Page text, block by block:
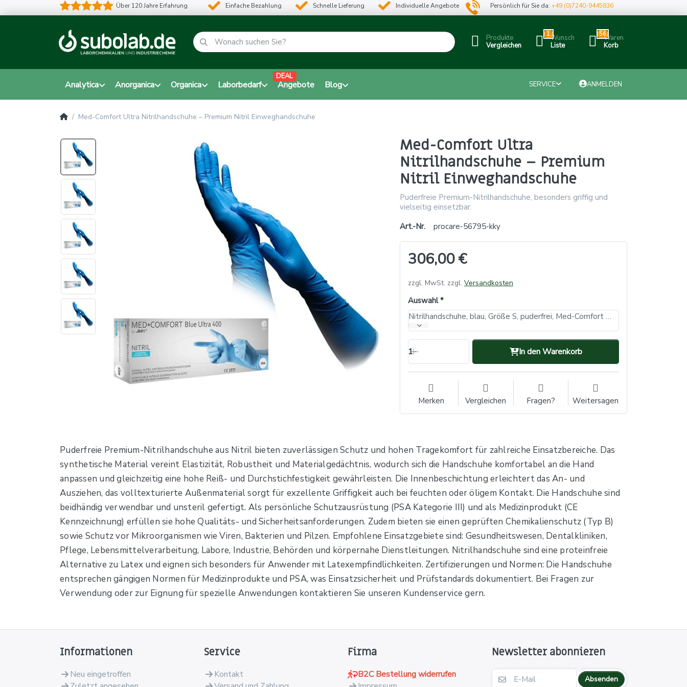
Über 120 Jahre Erfahrung Einfache Bezahlung Schnelle Lieferung Individuelle Angebote Persönlich für Sie da:+49 (0)7240-9445836
Produkte
Vergleichen
1Wunsch
Liste
56Waren
Korb
Analytica Anorganica Organica Laborbedarf Angebote
DEAL
Blog SERVICE ANMELDEN
Med-Comfort Ultra Nitrilhandschuhe – Premium Nitril Einweghandschuhe
Med-Comfort Ultra
Nitrilhandschuhe – Premium
Nitril Einweghandschuhe
Puderfreie Premium-Nitrilhandschuhe, besonders griffig und
vielseitig einsetzbar.
Art.-Nr.
procare-56795-kky
306,00 €
zzgl. MwSt. zzgl. Versandkosten
Auswahl
Nitrilhandschuhe, blau, Größe S, puderfrei, Med-Comfort Ultra 400 (VE: 20, Inhalt: 50 Stück)
1 In den Warenkorb
Merken Vergleichen Fragen? Weitersagen
Puderfreie Premium-Nitrilhandschuhe aus Nitril bieten zuverlässigen Schutz und hohen Tragekomfort für zahlreiche Einsatzbereiche. Das
synthetische Material vereint Elastizität, Robustheit und Materialgedächtnis, wodurch sich die Handschuhe komfortabel an die Hand
anpassen und gleichzeitig eine hohe Reiß- und Durchstichfestigkeit gewährleisten. Die Innenbeschichtung erleichtert das An- und
Ausziehen, das volltexturierte Außenmaterial sorgt für exzellente Griffigkeit auch bei feuchten oder öligem Kontakt. Die Handschuhe sind
beidhändig verwendbar und unsteril gefertigt. Als persönliche Schutzausrüstung (PSA Kategorie III) und als Medizinprodukt (CE
Kennzeichnung) erfüllen sie hohe Qualitäts- und Sicherheitsanforderungen. Zudem bieten sie einen geprüften Chemikalienschutz (Typ B)
sowie Schutz vor Mikroorganismen wie Viren, Bakterien und Pilzen. Empfohlene Einsatzgebiete sind: Gesundheitswesen, Dentalkliniken,
Pflege, Lebensmittelverarbeitung, Labore, Industrie, Behörden und körpernahe Dienstleitungen. Nitrilhandschuhe sind eine proteinfreie
Alternative zu Latex und eignen sich besonders für Anwender mit Latexempfindlichkeiten. Zertifizierungen und Normen: Die Handschuhe
entsprechen gängigen Normen für Medizinprodukte und PSA, was Einsatzsicherheit und Prüfstandards dokumentiert. Bei Fragen zur
Verwendung oder zur Eignung für spezielle Anwendungen kontaktieren Sie unseren Kundenservice gern.
Informationen
Neu eingetroffen
Service
Kontakt
Firma
B2C Bestellung widerrufen
Newsletter abonnieren
Absenden